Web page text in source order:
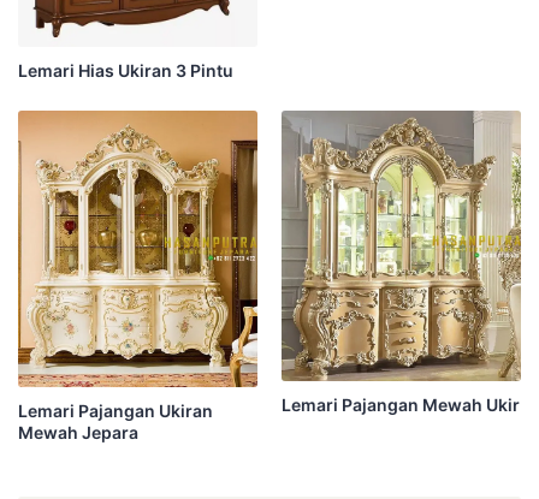
Lemari Hias Ukiran 3 Pintu
Lemari Pajangan Ukiran
Mewah Jepara
Lemari Pajangan Mewah Ukir